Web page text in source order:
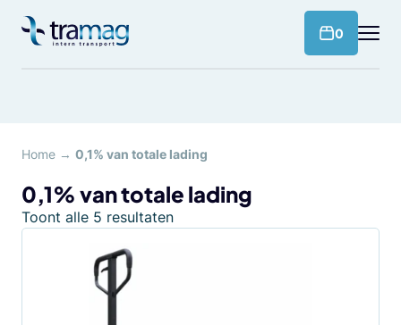
naar
0
Home → 0,1% van totale lading
0,1% van totale lading
Toont alle 5 resultaten